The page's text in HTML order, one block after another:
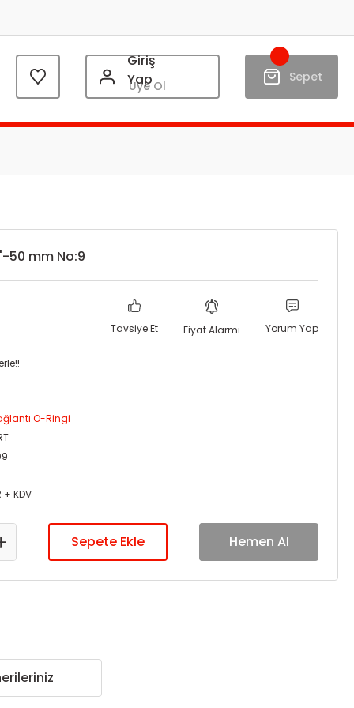
Giriş
Yap
Üye Ol
Sepet
50 mm No:9
Tavsiye Et Fiyat Alarmı Yorum Yap
O-Ringi
+ KDV
Sepete Ekle Hemen Al